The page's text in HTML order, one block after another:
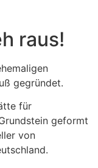
raus!
gegründet.
für
geformt
von